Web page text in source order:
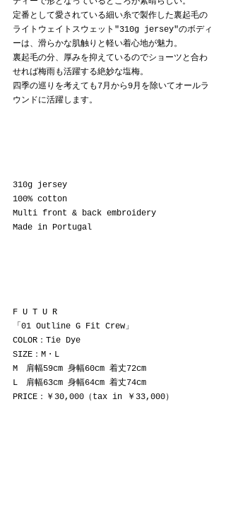
定番として愛されている細い糸で製作した裏起毛の
ライトウェイトスウェット"310g jersey"のボディ
ーは、滑らかな肌触りと軽い着心地が魅力。
裏起毛の分、厚みを抑えているのでショーツと合わ
せれば梅雨も活躍する絶妙な塩梅。
四季の巡りを考えても7月から9月を除いてオールラ
ウンドに活躍します。
310g jersey
100% cotton
Multi front & back embroidery
Made in Portugal
F U T U R
「01 Outline G Fit Crew」
COLOR：Tie Dye
SIZE：M・L
M　肩幅59cm 身幅60cm 着丈72cm
L　肩幅63cm 身幅64cm 着丈74cm
PRICE：￥30,000（tax in ￥33,000）